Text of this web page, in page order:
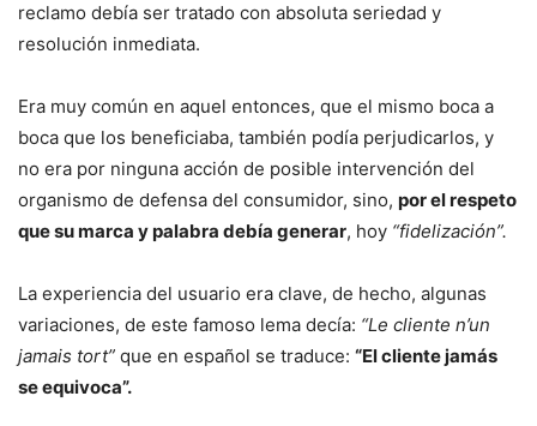
reclamo debía ser tratado con absoluta seriedad y
resolución inmediata.
Era muy común en aquel entonces, que el mismo boca a
boca que los beneficiaba, también podía perjudicarlos, y
no era por ninguna acción de posible intervención del
organismo de defensa del consumidor, sino, por el respeto
que su marca y palabra debía generar, hoy “fidelización”.
La experiencia del usuario era clave, de hecho, algunas
variaciones, de este famoso lema decía: “Le cliente n’un
jamais tort” que en español se traduce: “El cliente jamás
se equivoca”.